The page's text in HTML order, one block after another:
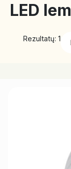
LED
Rezultatų: 1